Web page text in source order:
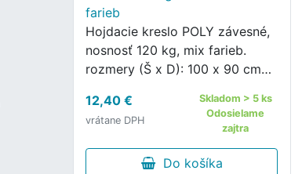
farieb
Hojdacie kreslo POLY závesné,
nosnosť 120 kg, mix farieb.
rozmery (Š x D): 100 x 90 cm
bavlny nosnosť: 120 kg
Hojdacie závesné kreslo POLY
pre príjemný a pohodlný
odpočinok po …
12,40 €
vrátane DPH
Skladom > 5 ks
Odosielame
zajtra
Do košíka